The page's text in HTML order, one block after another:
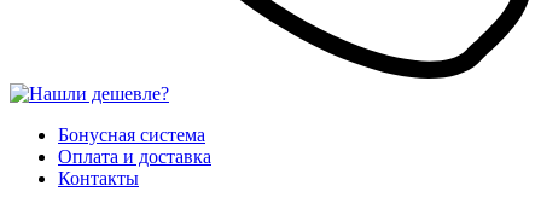
Бонусная система
Оплата и доставка
Контакты